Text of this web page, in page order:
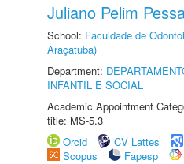
Juliano Pelim
School: Faculdade de
Araçatuba)
Department:
INFANTIL E SOCIAL
Academic Appointment
title: MS-5.3
Orcid
CV Lattes
Scopus
Fapesp